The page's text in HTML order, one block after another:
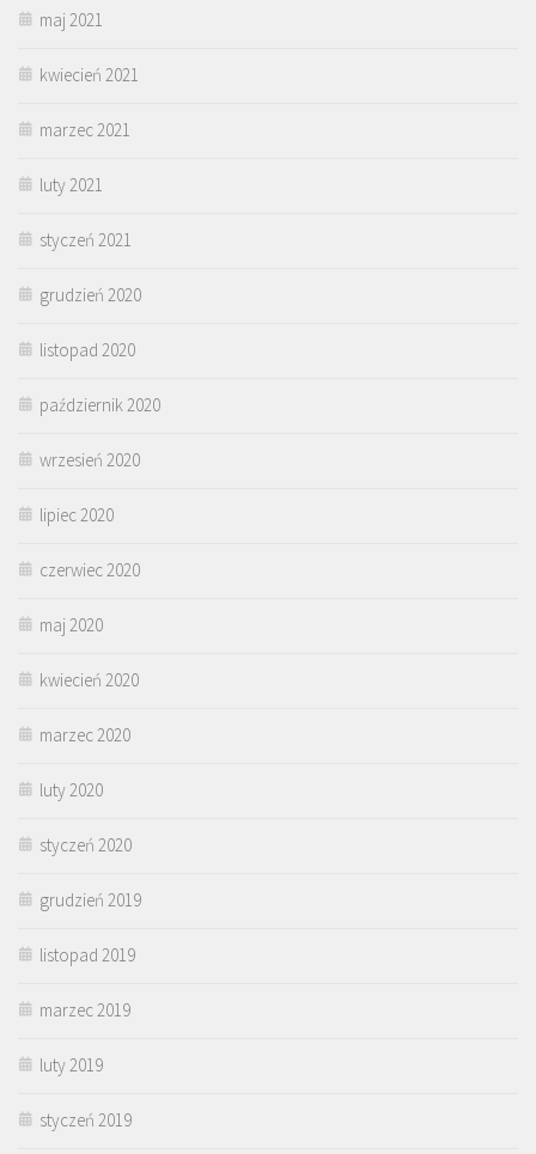
maj 2021
kwiecień 2021
marzec 2021
luty 2021
styczeń 2021
grudzień 2020
listopad 2020
październik 2020
wrzesień 2020
lipiec 2020
czerwiec 2020
maj 2020
kwiecień 2020
marzec 2020
luty 2020
styczeń 2020
grudzień 2019
listopad 2019
marzec 2019
luty 2019
styczeń 2019